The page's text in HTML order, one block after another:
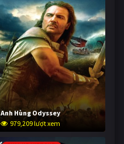
Anh Hùng Odyssey
979,209 lượt xem